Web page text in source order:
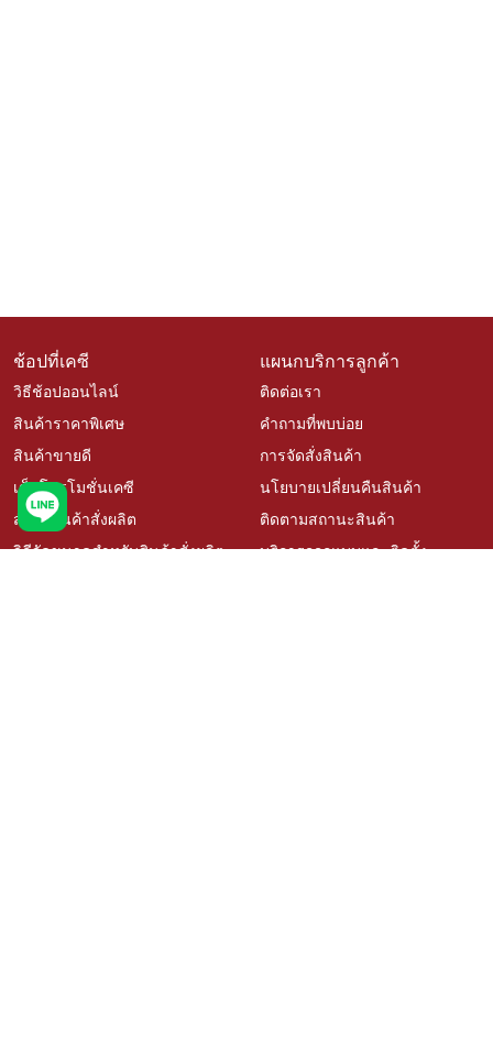
ช้อปที่เคซี
วิธีช้อปออนไลน์
สินค้าราคาพิเศษ
สินค้าขายดี
เช็คโปรโมชั่นเคซี
สั่งซื้อสินค้าสั่งผลิต
วิธีวัดขนาดสำหรับสินค้าสั่งผลิต
แผนกบริการลูกค้า
ติดต่อเรา
คำถามที่พบบ่อย
การจัดสั่งสินค้า
นโยบายเปลี่ยนคืนสินค้า
ติดตามสถานะสินค้า
บริการออกแบบและติดตั้ง